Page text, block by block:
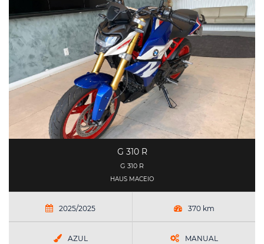
G 310 R
G 310 R
HAUS MACEIO
2025/2025 370 km
AZUL MANUAL